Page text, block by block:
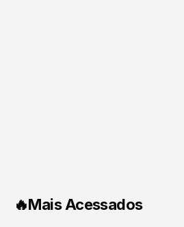
🔥Mais Acessados